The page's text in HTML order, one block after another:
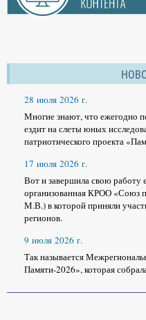
28 июля 2026 г.
Многие знают, что ежегодно
ездит на слеты юных
патриотического проекта
17 июля 2026 г.
Вот и завершила свою работу
организованная КРОО «Союз
М.В.) в которой приняли
регионов.
9 июля 2026 г.
Так называется
Памяти-2026», которая